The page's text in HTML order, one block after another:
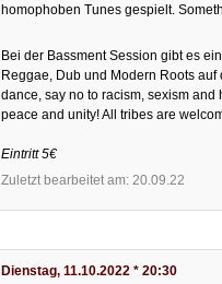
homophoben Tunes gespielt.
Bei der Bassment Session gibt es
Reggae, Dub und Modern Roots
dance, say no to racism, sexism
peace and unity! All tribes are
Eintritt 5€
Zuletzt bearbeitet am: 20.09.22
Dienstag, 11.10.2022 * 20:30